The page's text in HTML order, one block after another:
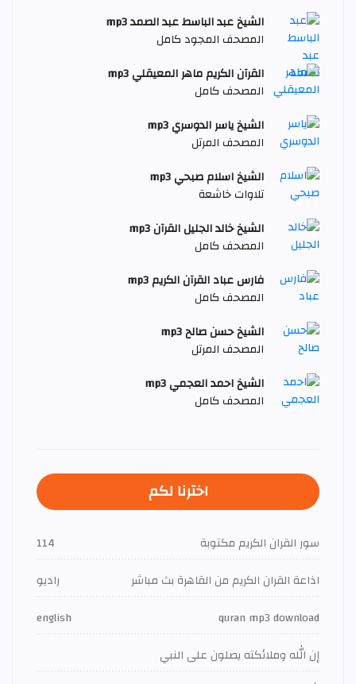
الشيخ عبد الباسط عبد الصمد mp3
المصحف المجود كامل
القرآن الكريم ماهر المعيقلي mp3
المصحف كامل
الشيخ ياسر الدوسري mp3
المصحف المرتل
الشيخ اسلام صبحي mp3
تلاوات خاشعة
الشيخ خالد الجليل القرآن mp3
المصحف كامل
فارس عباد القرآن الكريم mp3
المصحف كامل
الشيخ حسن صالح mp3
المصحف المرتل
الشيخ احمد العجمي mp3
المصحف كامل
اخترنا لكم
سور القران الكريم مكتوبة
114
اذاعة القران الكريم من القاهرة بث مباشر
راديو
quran mp3 download
english
إن الله وملائكته يصلون على النبي